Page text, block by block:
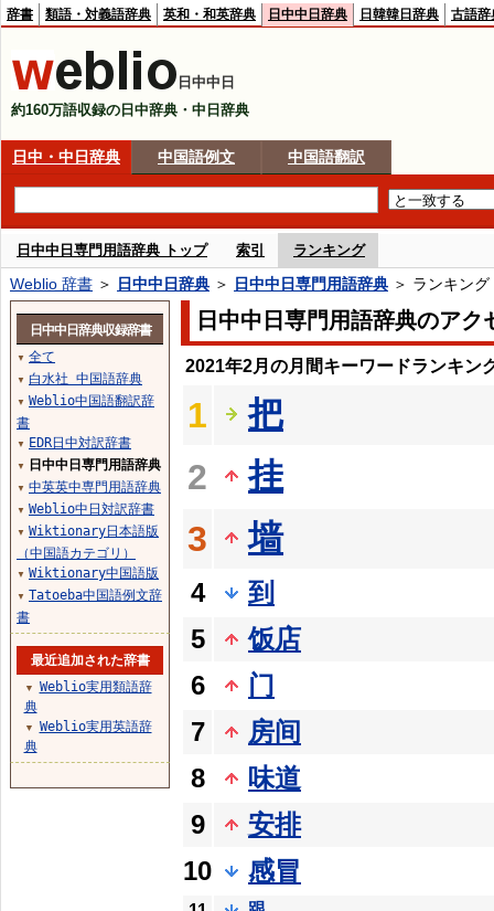
辞書 類語・対義語辞典 英和・和英辞典 日中中日辞典 日韓韓日辞典 古語辞
日中中日
約160万語収録の日中辞典・中日辞典
日中・中日辞典 中国語例文 中国語翻訳
日中中日専門用語辞典 トップ 索引 ランキング
Weblio 辞書 ＞ 日中中日辞典 ＞ 日中中日専門用語辞典 ＞ ランキング
日中中日専門用語辞典のアク
2021年2月の月間キーワードランキン
1
把
2
挂
3
墙
4
到
5
饭店
6
门
7
房间
8
味道
9
安排
10
感冒
日中中日辞典収録辞書
▼ 全て
▼ 白水社 中国語辞典
▼ Weblio中国語翻訳辞
書
▼ EDR日中対訳辞書
▼ 日中中日専門用語辞典
▼ 中英英中専門用語辞典
▼ Weblio中日対訳辞書
▼ Wiktionary日本語版
（中国語カテゴリ）
▼ Wiktionary中国語版
▼ Tatoeba中国語例文辞
書
最近追加された辞書
▼
Weblio実用類語辞
典
▼
Weblio実用英語辞
典